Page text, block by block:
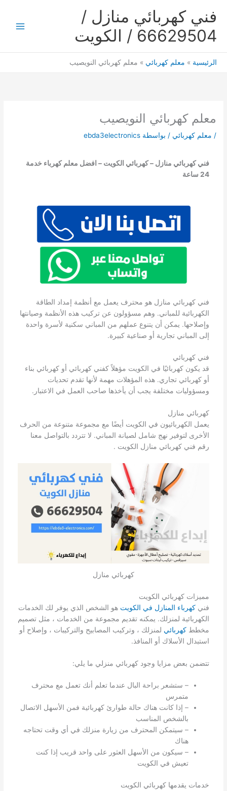
فني كهربائي منازل /
66629504 / الكويت
الرئيسية معلم كهربائي معلم كهربائي النويصيب
معلم كهربائي النويصيب
/ معلم كهربائي / بواسطة ebda3electronics
فني كهربائي منازل – كهربائي الكويت – افضل معلم كهرباء خدمة
24 ساعة
فني كهربائي منازل هو محترف يعمل مع أنظمة إمداد الطاقة
الكهربائية للمباني. وهم مسؤولون عن تركيب هذه الأنظمة وصيانتها
وإصلاحها. يمكن أن يتنوع عملهم من المباني سكنية لأسرة واحدة
إلى المباني تجارية أو صناعية كبيرة.
فني كهربائي
قد يكون كهربائيًا في الكويت مؤهلاً كفني كهربائي أو كهربائي بناء
أو كهربائي تجاري. هذه المؤهلات مهمة لأنها تقدم تحديات
ومسؤوليات مختلفة يجب أن يأخذها صاحب العمل في الاعتبار.
كهربائي منازل
يعمل الكهربائيون في الكويت أيضًا مع مجموعة متنوعة من الحرف
الأخرى لتوفير نهج شامل لصيانة المباني. لا تتردد بالتواصل معنا
رقم فني كهربائي منازل الكويت .
كهربائي منازل
مميزات كهربائي الكويت
فني كهرباء المنازل في الكويت هو الشخص الذي يوفر لك الخدمات
الكهربائية لمنزلك. يمكنه تقديم مجموعة من الخدمات ، مثل تصميم
مخطط كهربائي لمنزلك ، وتركيب المصابيح والتركيبات ، وإصلاح أو
استبدال الأسلاك أو المنافذ.
تتضمن بعض مزايا وجود كهربائي منزلي ما يلي:
– ستشعر براحة البال عندما تعلم أنك تعمل مع محترف
متمرس
– إذا كانت هناك حالة طوارئ كهربائية فمن الأسهل الاتصال
بالشخص المناسب
– سيتمكن المحترف من زيارة منزلك في أي وقت تحتاجه
هناك
– سيكون من الأسهل العثور على واحد قريب إذا كنت
تعيش في الكويت
خدمات يقدمها كهربائي الكويت